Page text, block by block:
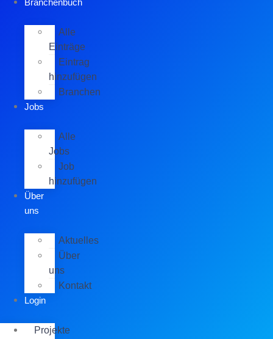
Branchenbuch
Alle
Einträge
Eintrag
hinzufügen
Branchen
Jobs
Alle
Jobs
Job
hinzufügen
Über
uns
Aktuelles
Über
uns
Kontakt
Login
Projekte